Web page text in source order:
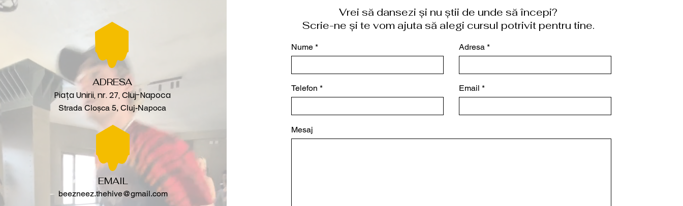
ADRESA
Piața Unirii, nr. 27, Cluj-Napoca
Strada Cloșca 5, Cluj-Napoca
EMAIL
beezneez.thehive@gmail.com
Vrei să dansezi și nu știi de unde să începi?
Scrie-ne și te vom ajuta să alegi cursul potrivit pentru tine.
Nume
Telefon
Adresa
Email
Mesaj